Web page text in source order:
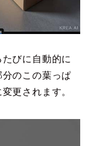
びに自動的に
のこの葉っぱ
更されます。